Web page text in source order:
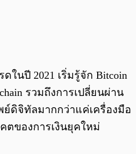
ในปี 2021 เริ่มรู้จัก Bitcoin
รวมถึงการเปลี่ยนผ่าน
ย์ดิจิทัลมากกว่าแค่เครื่องมือ
ตของการเงินยุคใหม่